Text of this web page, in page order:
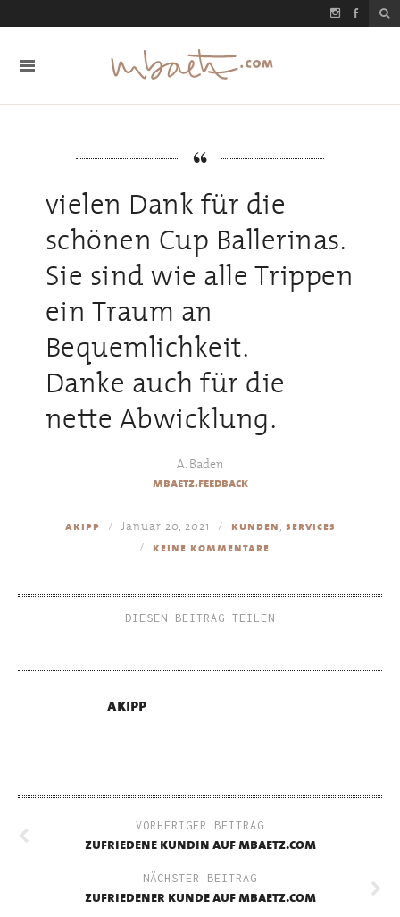
vielen Dank für die
schönen Cup Ballerinas.
Sie sind wie alle Trippen
ein Traum an
Bequemlichkeit.
Danke auch für die
nette Abwicklung.
A. Baden
mbaetz.feedback
akipp Januar 20, 2021 kunden, services
keine kommentare
DIESEN BEITRAG TEILEN
akipp
VORHERIGER BEITRAG
zufriedene kundin auf mbaetz.com
NÄCHSTER BEITRAG
zufriedener kunde auf mbaetz.com